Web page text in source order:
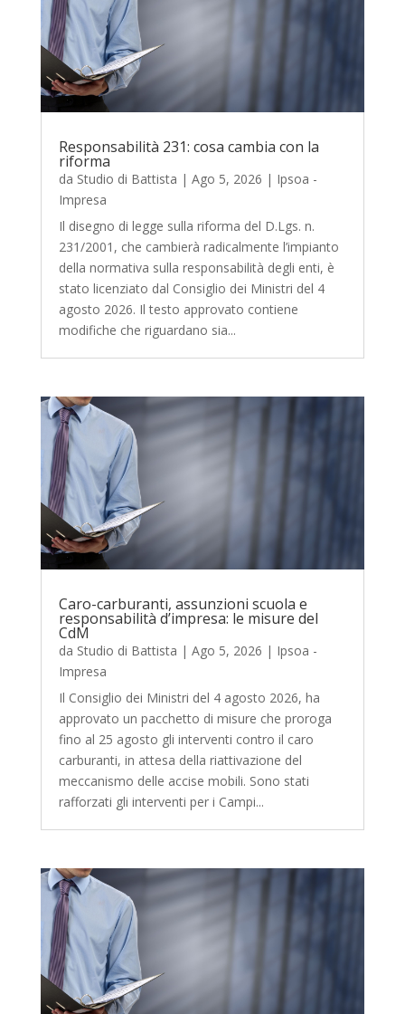
Responsabilità 231: cosa cambia con la
riforma
da Studio di Battista | Ago 5, 2026 | Ipsoa -
Impresa
Il disegno di legge sulla riforma del D.Lgs. n.
231/2001, che cambierà radicalmente l’impianto
della normativa sulla responsabilità degli enti, è
stato licenziato dal Consiglio dei Ministri del 4
agosto 2026. Il testo approvato contiene
modifiche che riguardano sia...
Caro-carburanti, assunzioni scuola e
responsabilità d’impresa: le misure del
CdM
da Studio di Battista | Ago 5, 2026 | Ipsoa -
Impresa
Il Consiglio dei Ministri del 4 agosto 2026, ha
approvato un pacchetto di misure che proroga
fino al 25 agosto gli interventi contro il caro
carburanti, in attesa della riattivazione del
meccanismo delle accise mobili. Sono stati
rafforzati gli interventi per i Campi...